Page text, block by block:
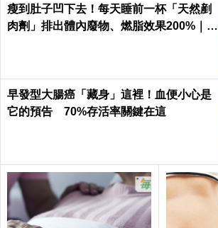
瘦到肚子凹下去！每天睡前一杯「天然剷
肉劑」排出體內廢物、燃脂效果200%｜每
早發型大腸癌「藏身」這裡！血便小心是
它的預告 70%存活率關鍵在這